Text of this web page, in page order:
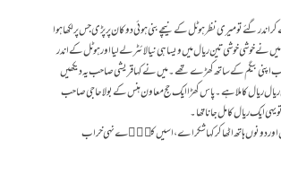
گئے تو میری نظر ہوٹل کے نیچے بنی ہوئی دوکان پر پڑی جس پر لکھا ہوا
نے خوشی خوشی تین ریال میں ویسا ہی نیا لائٹر لے لیا اور ہوٹل کے اندر
اپنی بیگم کے ساتھ کھڑے تھے۔ میں نے کہا قریشی صاحب یہ دیکھیں
ریال کا ملا ہے۔ پاس کھڑا ایک حج معاون ہنس کے بولا حاجی صاحب
ایک ریال کا مل جانا تھا۔
اور دونوں ہاتھ اٹھا کر کہا شکر اے، اسیں کلِ٘ے نہی خراب